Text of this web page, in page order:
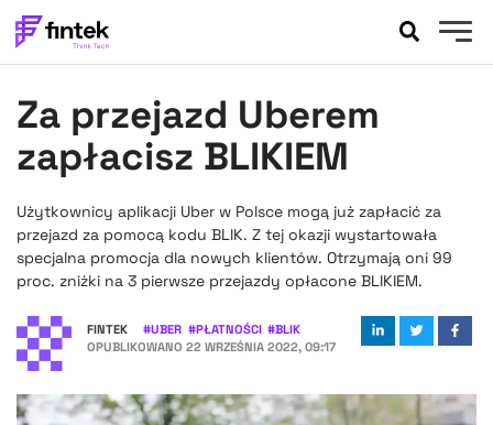
BANKOWOŚĆ
EVENTY
FELIETONY
WYWIADY
LEGAL
PODCASTY
OKIEM EKSPERTA
Za przejazd Uberem
zapłacisz BLIKIEM
Użytkownicy aplikacji Uber w Polsce mogą już zapłacić za
przejazd za pomocą kodu BLIK. Z tej okazji wystartowała
specjalna promocja dla nowych klientów. Otrzymają oni 99
proc. zniżki na 3 pierwsze przejazdy opłacone BLIKIEM.
FINTEK #UBER #PŁATNOŚCI #BLIK
OPUBLIKOWANO 22 WRZEŚNIA 2022, 09:17